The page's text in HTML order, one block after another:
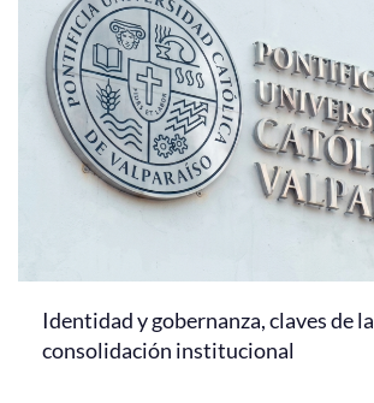
Identidad y gobernanza, claves de la
consolidación institucional